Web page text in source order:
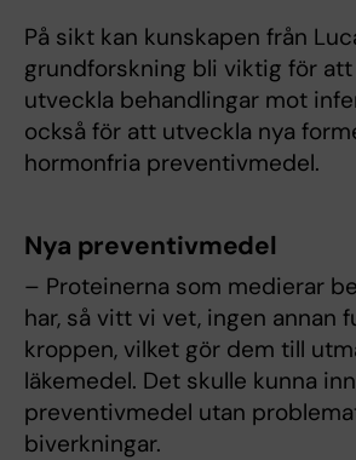
På sikt kan kunskapen från
grundforskning bli viktig för
utveckla behandlingar mot
också för att utveckla nya
hormonfria preventivmedel.
Nya preventivmedel
– Proteinerna som medierar
har, så vitt vi vet, ingen annan
kroppen, vilket gör dem till
läkemedel. Det skulle kunna
preventivmedel utan
biverkningar.